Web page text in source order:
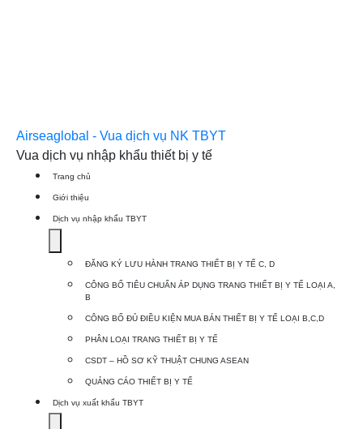
Airseaglobal - Vua dịch vụ NK TBYT
Vua dịch vụ nhập khẩu thiết bị y tế
Trang chủ
Giới thiệu
Dịch vụ nhập khẩu TBYT
submenu
vụ
nhập
khẩu
TBYT
ĐĂNG KÝ LƯU HÀNH TRANG THIẾT BỊ Y TẾ C, D
CÔNG BỐ TIÊU CHUẨN ÁP DỤNG TRANG THIẾT BỊ Y TẾ LOẠI A,
B
CÔNG BỐ ĐỦ ĐIỀU KIỆN MUA BÁN THIẾT BỊ Y TẾ LOẠI B,C,D
PHÂN LOẠI TRANG THIẾT BỊ Y TẾ
CSDT – HỒ SƠ KỸ THUẬT CHUNG ASEAN
QUẢNG CÁO THIẾT BỊ Y TẾ
Dịch vụ xuất khẩu TBYT